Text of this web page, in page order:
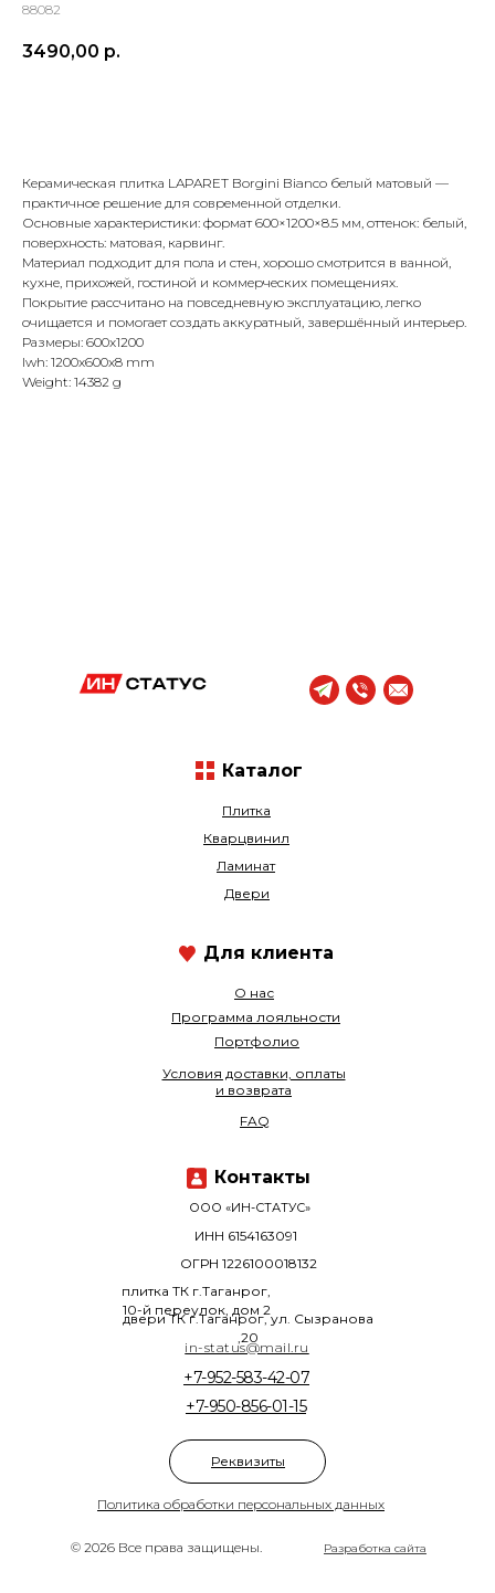
88082
3490,00 р.
Керамическая плитка LAPARET Borgini Bianco белый матовый —
практичное решение для современной отделки.
Основные характеристики: формат 600×1200×8.5 мм, оттенок: белый,
поверхность: матовая, карвинг.
Материал подходит для пола и стен, хорошо смотрится в ванной,
кухне, прихожей, гостиной и коммерческих помещениях.
Покрытие рассчитано на повседневную эксплуатацию, легко
очищается и помогает создать аккуратный, завершённый интерьер.
Размеры: 600x1200
lwh: 1200x600x8 mm
Weight: 14382 g
© 2026 Все права защищены.
Политика обработки персональных данных
Плитка
Кварцвинил
+7-950-856-01-15
+7-952-583-42-07
О нас
Ламинат
Программа лояльности
Двери
Портфолио
ООО «ИН-СТАТУС»
плитка ТК г.Таганрог,
10-й переулок, дом 2
двери ТК г.Таганрог, ул. Сызранова
,20
ОГРН 1226100018132
ИНН 6154163091
Разработка сайта
Условия доставки, оплаты
и возврата
FAQ
Каталог
in-status@mail.ru
Контакты
Для клиента
Реквизиты